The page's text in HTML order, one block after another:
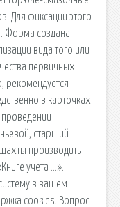
Для фиксации этого
Форма создана
вида того или
первичных
рекомендуется
в карточках
старший
производить
учета …».
в вашем
cookies. Вопрос